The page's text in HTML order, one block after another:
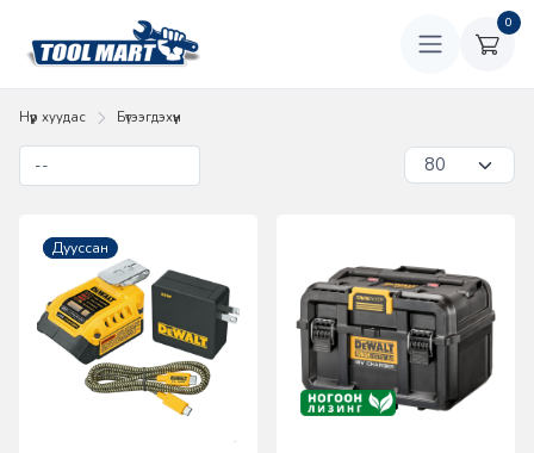
0
Нүүр хуудас Бүтээгдэхүүн
Шинэ
Дууссан